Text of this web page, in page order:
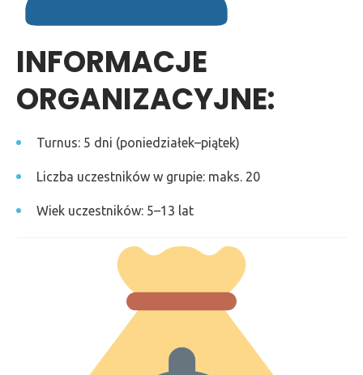
INFORMACJE
ORGANIZACYJNE:
Turnus: 5 dni (poniedziałek–piątek)
Liczba uczestników w grupie: maks. 20
Wiek uczestników: 5–13 lat